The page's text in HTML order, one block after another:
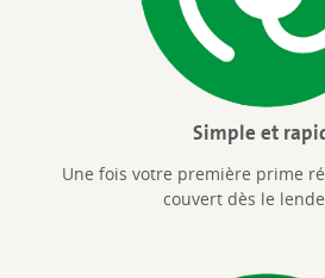
Simple et
Une fois votre première prime
couvert dès le